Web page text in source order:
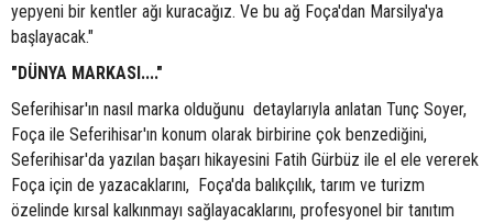
yepyeni bir kentler ağı kuracağız. Ve bu ağ Foça'dan Marsilya'ya
başlayacak."
"DÜNYA MARKASI...."
Seferihisar'ın nasıl marka olduğunu detaylarıyla anlatan Tunç Soyer,
Foça ile Seferihisar'ın konum olarak birbirine çok benzediğini,
Seferihisar'da yazılan başarı hikayesini Fatih Gürbüz ile el ele vererek
Foça için de yazacaklarını, Foça'da balıkçılık, tarım ve turizm
özelinde kırsal kalkınmayı sağlayacaklarını, profesyonel bir tanıtım